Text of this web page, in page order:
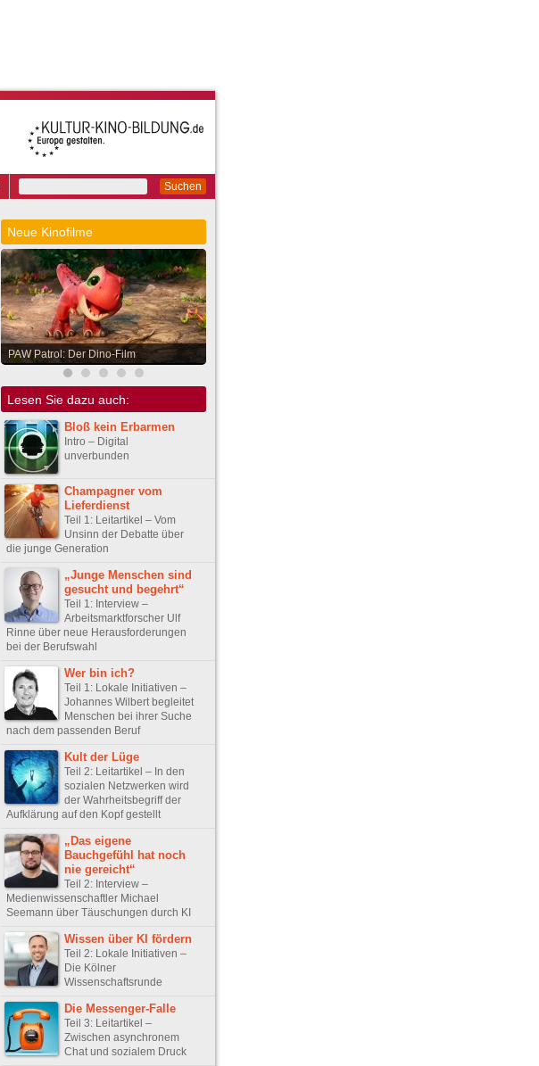
Suchen
Neue Kinofilme
PAW Patrol: Der Dino-Film
Lesen Sie dazu auch:
Bloß kein Erbarmen
Intro – Digital
unverbunden
Champagner vom
Lieferdienst
Teil 1: Leitartikel – Vom
Unsinn der Debatte über
die junge Generation
„Junge Menschen sind
gesucht und begehrt“
Teil 1: Interview –
Arbeitsmarktforscher Ulf
Rinne über neue Herausforderungen
bei der Berufswahl
Wer bin ich?
Teil 1: Lokale Initiativen –
Johannes Wilbert begleitet
Menschen bei ihrer Suche
nach dem passenden Beruf
Kult der Lüge
Teil 2: Leitartikel – In den
sozialen Netzwerken wird
der Wahrheitsbegriff der
Aufklärung auf den Kopf gestellt
„Das eigene
Bauchgefühl hat noch
nie gereicht“
Teil 2: Interview –
Medienwissenschaftler Michael
Seemann über Täuschungen durch KI
Wissen über KI fördern
Teil 2: Lokale Initiativen –
Die Kölner
Wissenschaftsrunde
Die Messenger-Falle
Teil 3: Leitartikel –
Zwischen asynchronem
Chat und sozialem Druck